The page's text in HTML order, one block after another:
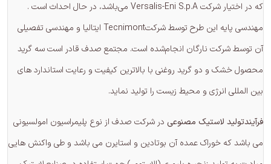
که در اختیار شرکت Versalis-Eni S.p.A می‌باشد، در حال احداث است .
مهندسی پایه این طرح توسط شرکتTecnimont ایتالیا و مهندسی تفصیلی
آن توسط شرکت نارگان انجام‌شده است. مجتمع صدف قادر است سه گرید
محصول خشک و دو گرید روغنی با بالاترین کیفیت و رعایت استاندارد های
بین المللی انرژی و محیط زیست را تولید نماید.
فرآیندتولید لاستیک مصنوعی در شرکت صدف از نوع پلیمراسیون امولسیونی
می باشد که خوراک عمده آن بوتادین و استایرن می باشد و طی واکنش هایی